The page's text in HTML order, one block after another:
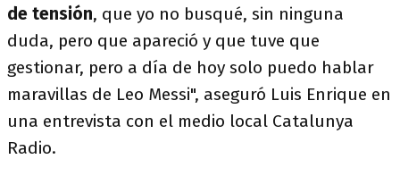
de tensión, que yo no busqué, sin ninguna
duda, pero que apareció y que tuve que
gestionar, pero a día de hoy solo puedo hablar
maravillas de Leo Messi", aseguró Luis Enrique en
una entrevista con el medio local Catalunya
Radio.